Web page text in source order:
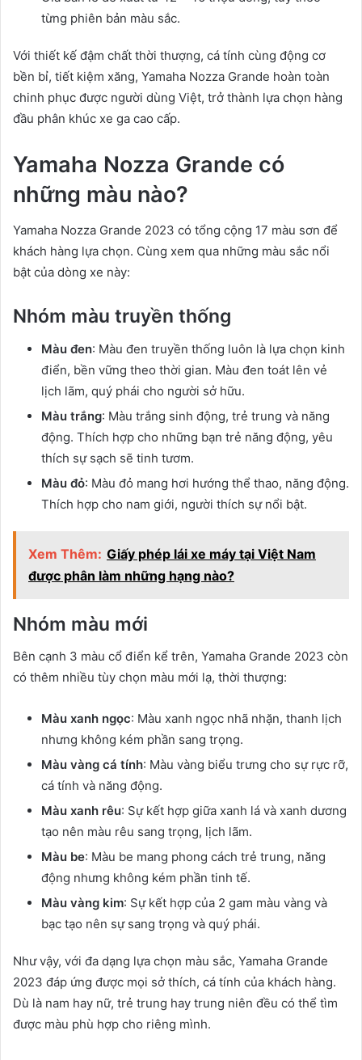
từng phiên bản màu sắc.
Với thiết kế đậm chất thời thượng, cá tính cùng động cơ
bền bỉ, tiết kiệm xăng, Yamaha Nozza Grande hoàn toàn
chinh phục được người dùng Việt, trở thành lựa chọn hàng
đầu phân khúc xe ga cao cấp.
Yamaha Nozza Grande có
những màu nào?
Yamaha Nozza Grande 2023 có tổng cộng 17 màu sơn để
khách hàng lựa chọn. Cùng xem qua những màu sắc nổi
bật của dòng xe này:
Nhóm màu truyền thống
Màu đen: Màu đen truyền thống luôn là lựa chọn kinh
điển, bền vững theo thời gian. Màu đen toát lên vẻ
lịch lãm, quý phái cho người sở hữu.
Màu trắng: Màu trắng sinh động, trẻ trung và năng
động. Thích hợp cho những bạn trẻ năng động, yêu
thích sự sạch sẽ tinh tươm.
Màu đỏ: Màu đỏ mang hơi hướng thể thao, năng động.
Thích hợp cho nam giới, người thích sự nổi bật.
Xem Thêm: Giấy phép lái xe máy tại Việt Nam
được phân làm những hạng nào?
Nhóm màu mới
Bên cạnh 3 màu cổ điển kể trên, Yamaha Grande 2023 còn
có thêm nhiều tùy chọn màu mới lạ, thời thượng:
Màu xanh ngọc: Màu xanh ngọc nhã nhặn, thanh lịch
nhưng không kém phần sang trọng.
Màu vàng cá tính: Màu vàng biểu trưng cho sự rực rỡ,
cá tính và năng động.
Màu xanh rêu: Sự kết hợp giữa xanh lá và xanh dương
tạo nên màu rêu sang trọng, lịch lãm.
Màu be: Màu be mang phong cách trẻ trung, năng
động nhưng không kém phần tinh tế.
Màu vàng kim: Sự kết hợp của 2 gam màu vàng và
bạc tạo nên sự sang trọng và quý phái.
Như vậy, với đa dạng lựa chọn màu sắc, Yamaha Grande
2023 đáp ứng được mọi sở thích, cá tính của khách hàng.
Dù là nam hay nữ, trẻ trung hay trung niên đều có thể tìm
được màu phù hợp cho riêng mình.